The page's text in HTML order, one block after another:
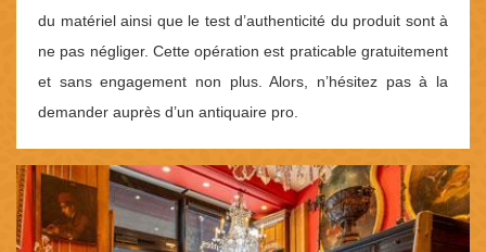
du matériel ainsi que le test d’authenticité du produit sont à
ne pas négliger. Cette opération est praticable gratuitement
et sans engagement non plus. Alors, n’hésitez pas à la
demander auprès d’un antiquaire pro.